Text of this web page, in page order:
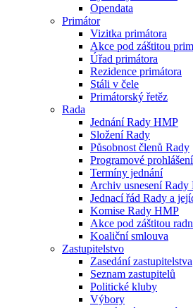
Opendata
Primátor
Vizitka primátora
Akce pod záštitou
Úřad primátora
Rezidence primátora
Stáli v čele
Primátorský řetěz
Rada
Jednání Rady HMP
Složení Rady
Působnost členů Rady
Programové
Termíny jednání
Archiv usnesení Rady
Jednací řád Rady a
Komise Rady HMP
Akce pod záštitou
Koaliční smlouva
Zastupitelstvo
Zasedání zastupitelstva
Seznam zastupitelů
Politické kluby
Výbory